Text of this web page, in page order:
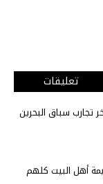
تعليقات
آخر تجارب سباق البحرين
أهل البيت كلهم